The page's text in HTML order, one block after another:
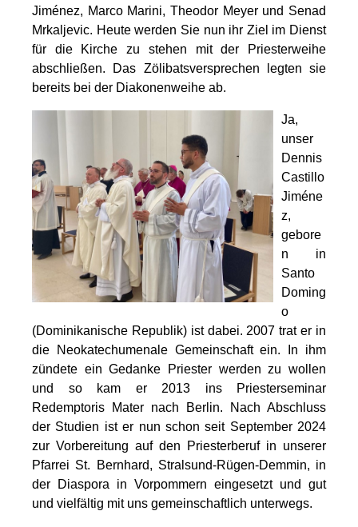
Jiménez, Marco Marini, Theodor Meyer und Senad
Mrkaljevic. Heute werden Sie nun ihr Ziel im Dienst
für die Kirche zu stehen mit der Priesterweihe
abschließen. Das Zölibatsversprechen legten sie
bereits bei der Diakonenweihe ab.
Ja,
unser
Dennis
Castillo
Jiméne
z,
gebore
n in
Santo
Doming
o
(Dominikanische Republik) ist dabei. 2007 trat er in
die Neokatechumenale Gemeinschaft ein. In ihm
zündete ein Gedanke Priester werden zu wollen
und so kam er 2013 ins Priesterseminar
Redemptoris Mater nach Berlin. Nach Abschluss
der Studien ist er nun schon seit September 2024
zur Vorbereitung auf den Priesterberuf in unserer
Pfarrei St. Bernhard, Stralsund-Rügen-Demmin, in
der Diaspora in Vorpommern eingesetzt und gut
und vielfältig mit uns gemeinschaftlich unterwegs.